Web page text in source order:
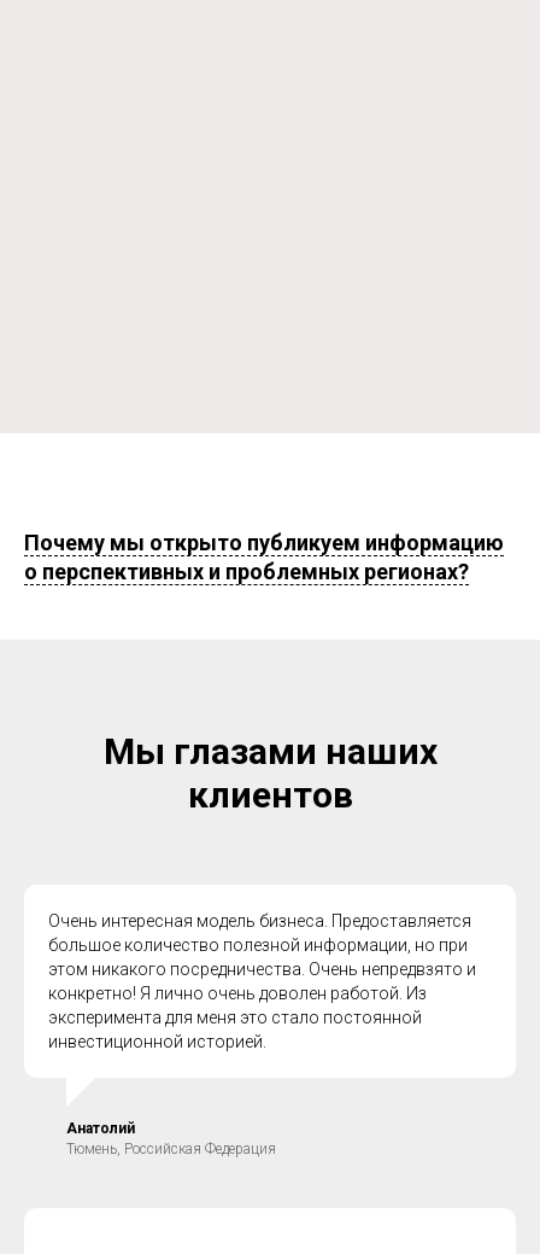
Почему мы открыто публикуем информацию
о перспективных и проблемных регионах?
Мы глазами наших
клиентов
Очень интересная модель бизнеса. Предоставляется
большое количество полезной информации, но при
этом никакого посредничества. Очень непредвзято и
конкретно! Я лично очень доволен работой. Из
эксперимента для меня это стало постоянной
инвестиционной историей.
Анатолий
Тюмень, Российская Федерация